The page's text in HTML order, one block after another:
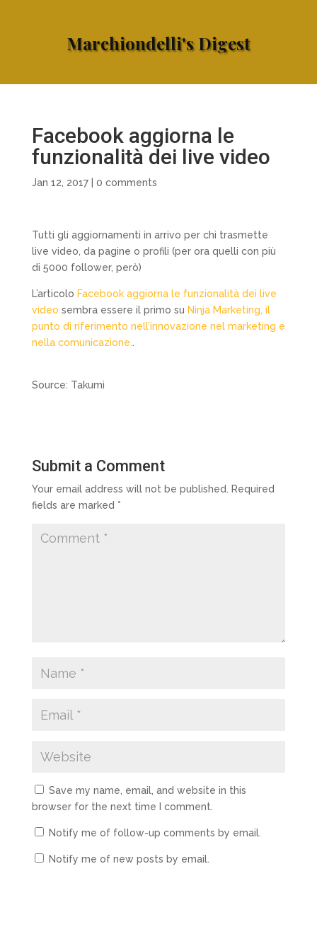
Marchiondelli's Digest
Facebook aggiorna le
funzionalità dei live video
Jan 12, 2017| 0 comments
Tutti gli aggiornamenti in arrivo per chi trasmette
live video, da pagine o profili (per ora quelli con più
di 5000 follower, però)
L’articolo Facebook aggiorna le funzionalità dei live
video sembra essere il primo su Ninja Marketing, il
punto di riferimento nell’innovazione nel marketing e
nella comunicazione.
Source: Takumi
Submit a Comment
Your email address will not be published.
Required
fields are marked *
Save my name, email, and website in this
browser for the next time I comment.
Notify me of follow-up comments by email.
Notify me of new posts by email.